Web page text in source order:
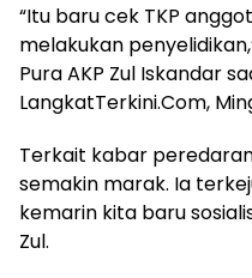
“Itu baru cek TKP
melakukan
Pura AKP Zul Iskandar
LangkatTerkini.Com,
Terkait kabar
semakin marak. Ia
kemarin kita baru
Zul.